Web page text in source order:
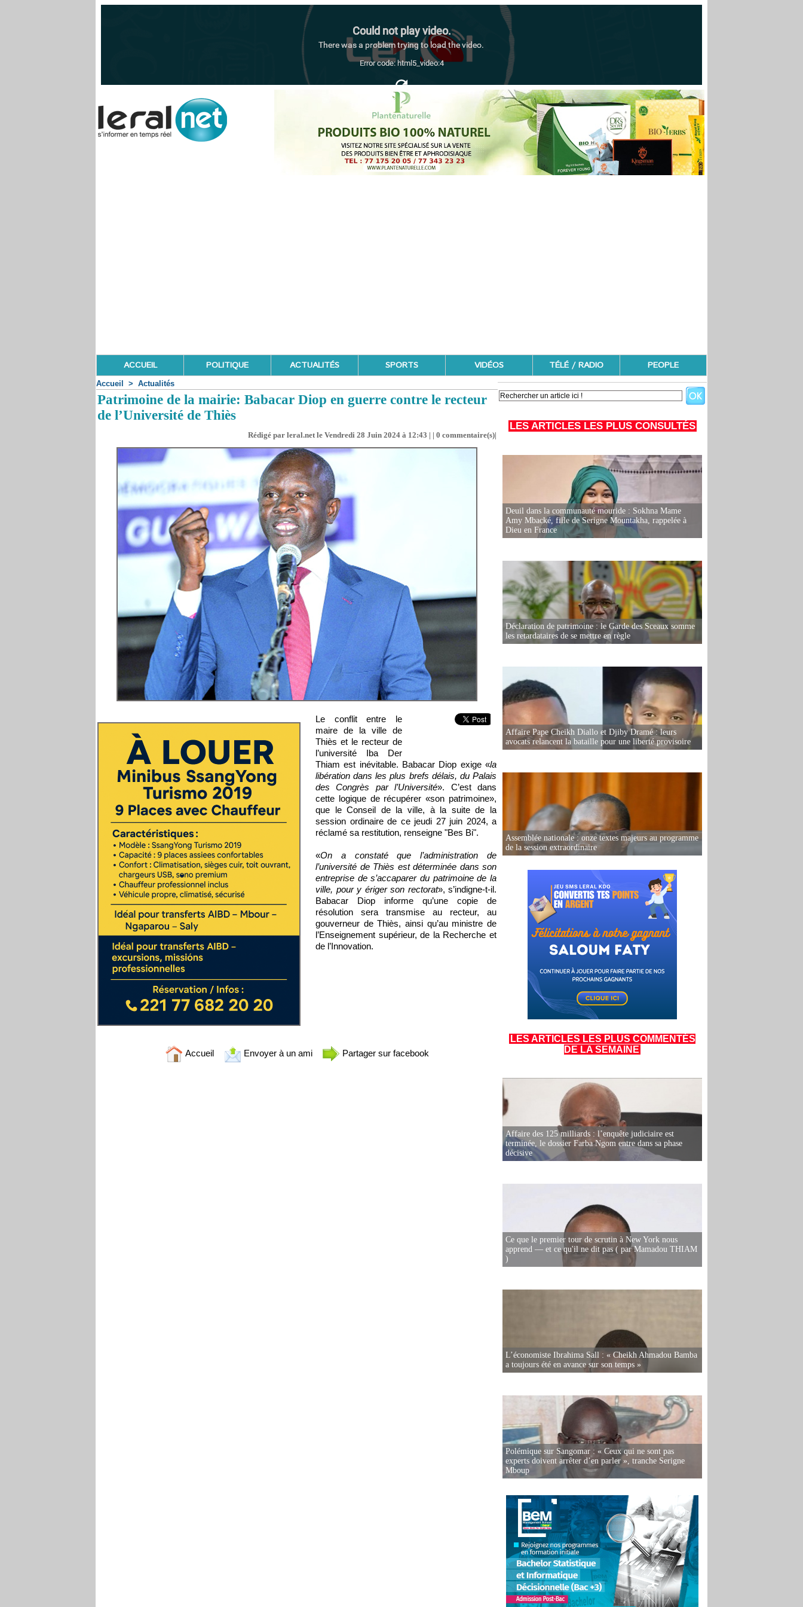
ACCUEIL POLITIQUE ACTUALITÉS SPORTS VIDÉOS TÉLÉ / RADIO PEOPLE
Accueil > Actualités
Patrimoine de la mairie: Babacar Diop en guerre contre le recteur
de l’Université de Thiès
Rédigé par leral.net le Vendredi 28 Juin 2024 à 12:43 | | 0 commentaire(s)|
Le conflit entre le
maire de la ville de
Thiès et le recteur de
l’université Iba Der
Thiam est inévitable. Babacar Diop exige «la
libération dans les plus brefs délais, du Palais
des Congrès par l’Université». C’est dans
cette logique de récupérer «son patrimoine»,
que le Conseil de la ville, à la suite de la
session ordinaire de ce jeudi 27 juin 2024, a
réclamé sa restitution, renseigne "Bes Bi".
«On a constaté que l’administration de
l’université de Thiès est déterminée dans son
entreprise de s’accaparer du patrimoine de la
ville, pour y ériger son rectorat», s’indigne-t-il.
Babacar Diop informe qu’une copie de
résolution sera transmise au recteur, au
gouverneur de Thiès, ainsi qu’au ministre de
l’Enseignement supérieur, de la Recherche et
de l’Innovation.
Accueil Envoyer à un ami Partager sur facebook
LES ARTICLES LES PLUS CONSULTÉS
Deuil dans la communauté mouride : Sokhna Mame
Amy Mbacké, fille de Serigne Mountakha, rappelée à
Dieu en France
Déclaration de patrimoine : le Garde des Sceaux somme
les retardataires de se mettre en règle
Affaire Pape Cheikh Diallo et Djiby Dramé : leurs
avocats relancent la bataille pour une liberté provisoire
Assemblée nationale : onze textes majeurs au programme
de la session extraordinaire
LES ARTICLES LES PLUS COMMENTÉS
DE LA SEMAINE
Affaire des 125 milliards : l’enquête judiciaire est
terminée, le dossier Farba Ngom entre dans sa phase
décisive
Ce que le premier tour de scrutin à New York nous
apprend — et ce qu'il ne dit pas ( par Mamadou THIAM
)
L’économiste Ibrahima Sall : « Cheikh Ahmadou Bamba
a toujours été en avance sur son temps »
Polémique sur Sangomar : « Ceux qui ne sont pas
experts doivent arrêter d’en parler », tranche Serigne
Mboup